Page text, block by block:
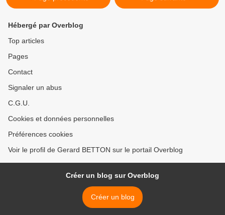
Hébergé par Overblog
Top articles
Pages
Contact
Signaler un abus
C.G.U.
Cookies et données personnelles
Préférences cookies
Voir le profil de Gerard BETTON sur le portail Overblog
Créer un blog sur Overblog
Créer un blog